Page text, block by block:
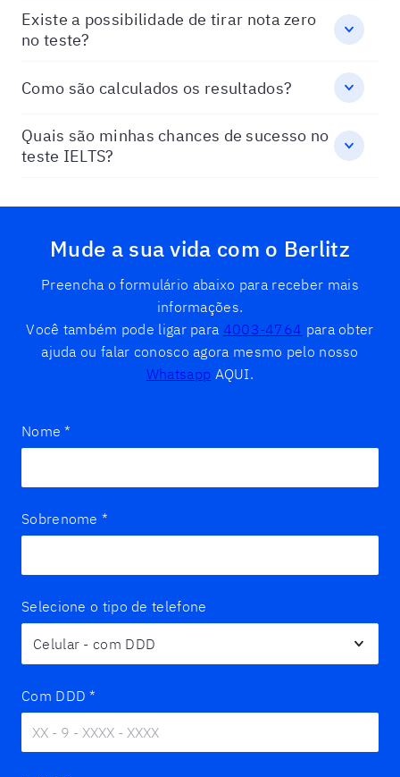
Existe a possibilidade de tirar nota zero
no teste?
Como são calculados os resultados?
Quais são minhas chances de sucesso no
teste IELTS?
Mude a sua vida com o Berlitz
Preencha o formulário abaixo para receber mais
informações.
Você também pode ligar para 4003-4764 para obter
ajuda ou falar conosco agora mesmo pelo nosso
Whatsapp AQUI.
Nome *
Sobrenome *
Selecione o tipo de telefone
Com DDD *